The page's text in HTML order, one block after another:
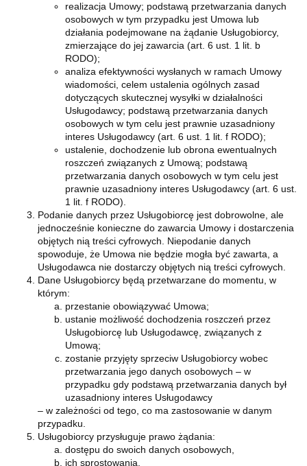
realizacja Umowy; podstawą przetwarzania danych
osobowych w tym przypadku jest Umowa lub
działania podejmowane na żądanie Usługobiorcy,
zmierzające do jej zawarcia (art. 6 ust. 1 lit. b
RODO);
analiza efektywności wysłanych w ramach Umowy
wiadomości, celem ustalenia ogólnych zasad
dotyczących skutecznej wysyłki w działalności
Usługodawcy; podstawą przetwarzania danych
osobowych w tym celu jest prawnie uzasadniony
interes Usługodawcy (art. 6 ust. 1 lit. f RODO);
ustalenie, dochodzenie lub obrona ewentualnych
roszczeń związanych z Umową; podstawą
przetwarzania danych osobowych w tym celu jest
prawnie uzasadniony interes Usługodawcy (art. 6 ust.
1 lit. f RODO).
Podanie danych przez Usługobiorcę jest dobrowolne, ale
jednocześnie konieczne do zawarcia Umowy i dostarczenia
objętych nią treści cyfrowych. Niepodanie danych
spowoduje, że Umowa nie będzie mogła być zawarta, a
Usługodawca nie dostarczy objętych nią treści cyfrowych.
Dane Usługobiorcy będą przetwarzane do momentu, w
którym:
przestanie obowiązywać Umowa;
ustanie możliwość dochodzenia roszczeń przez
Usługobiorcę lub Usługodawcę, związanych z
Umową;
zostanie przyjęty sprzeciw Usługobiorcy wobec
przetwarzania jego danych osobowych – w
przypadku gdy podstawą przetwarzania danych był
uzasadniony interes Usługodawcy
– w zależności od tego, co ma zastosowanie w danym
przypadku.
Usługobiorcy przysługuje prawo żądania:
dostępu do swoich danych osobowych,
ich sprostowania,